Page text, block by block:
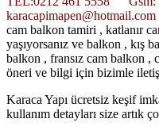
karacapimapen@hotmail.com
cam balkon tamiri , katlanır
yaşıyorsanız ve balkon , kış
balkon , fransız cam balkon ,
öneri ve bilgi için bizimle
Karaca Yapı ücretsiz keşif
kullanım detayları size artık